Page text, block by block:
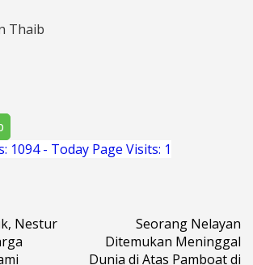
Thaib
1094 - Today Page Visits: 1
Nestur
Seorang Nelayan
Ditemukan Meninggal
Dunia di Atas Pamboat di